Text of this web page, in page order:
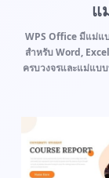
แ
WPS Office มีแม่แ
สำหรับ Word,
ครบวงจรและแม่แบ